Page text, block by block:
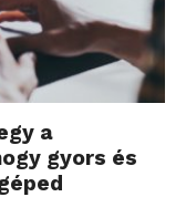
a
gyors és